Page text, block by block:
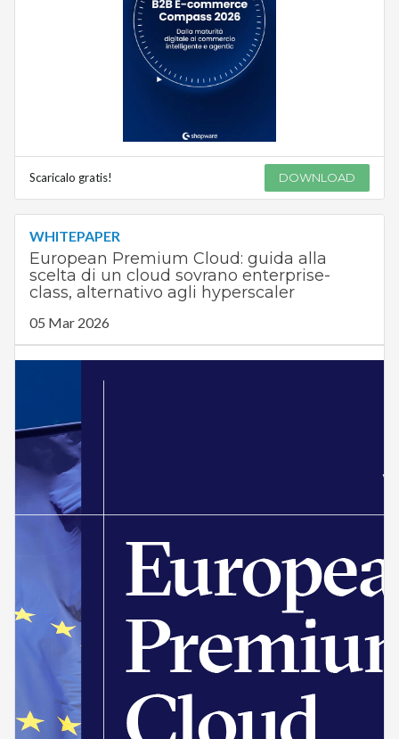
Scaricalo gratis! DOWNLOAD
WHITEPAPER
European Premium Cloud: guida alla
scelta di un cloud sovrano enterprise-
class, alternativo agli hyperscaler
05 Mar 2026